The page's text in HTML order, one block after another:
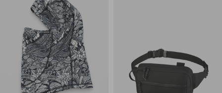
univerzálna veľkosť